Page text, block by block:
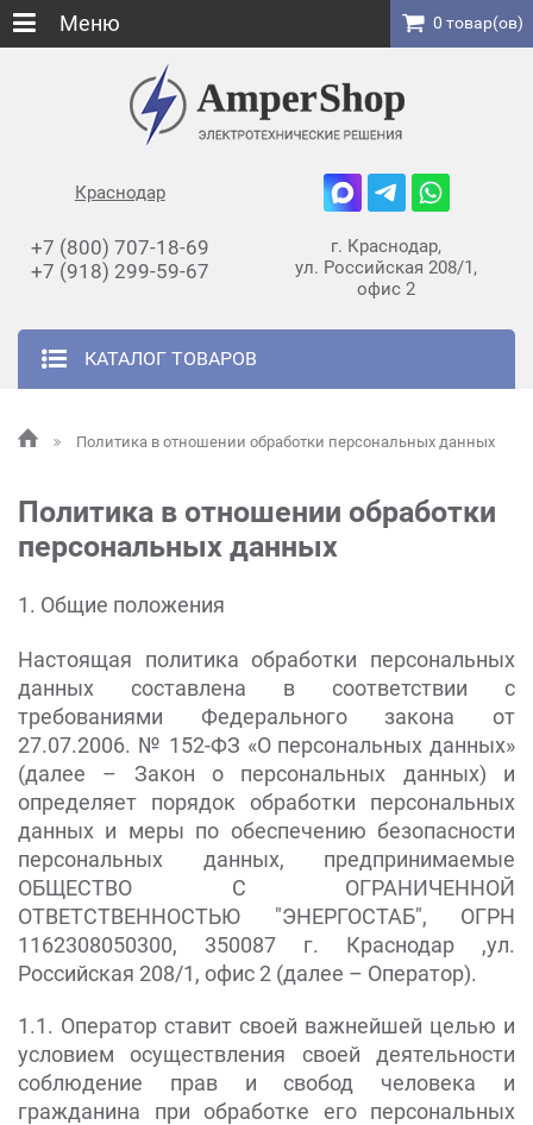
Краснодар
+7 (800) 707-18-69
+7 (918) 299-59-67
г. Краснодар,
ул. Российская 208/1,
офис 2
КАТАЛОГ ТОВАРОВ
Меню 0 товар(ов)
Политика в отношении обработки персональных данных
Политика в отношении обработки
персональных данных
1. Общие положения
Настоящая политика обработки персональных
данных составлена в соответствии с
требованиями Федерального закона от
27.07.2006. № 152-ФЗ «О персональных данных»
(далее – Закон о персональных данных) и
определяет порядок обработки персональных
данных и меры по обеспечению безопасности
персональных данных, предпринимаемые
ОБЩЕСТВО С ОГРАНИЧЕННОЙ
ОТВЕТСТВЕННОСТЬЮ "ЭНЕРГОСТАБ", ОГРН
1162308050300, 350087 г. Краснодар ,ул.
Российская 208/1, офис 2 (далее – Оператор).
1.1. Оператор ставит своей важнейшей целью и
условием осуществления своей деятельности
соблюдение прав и свобод человека и
гражданина при обработке его персональных